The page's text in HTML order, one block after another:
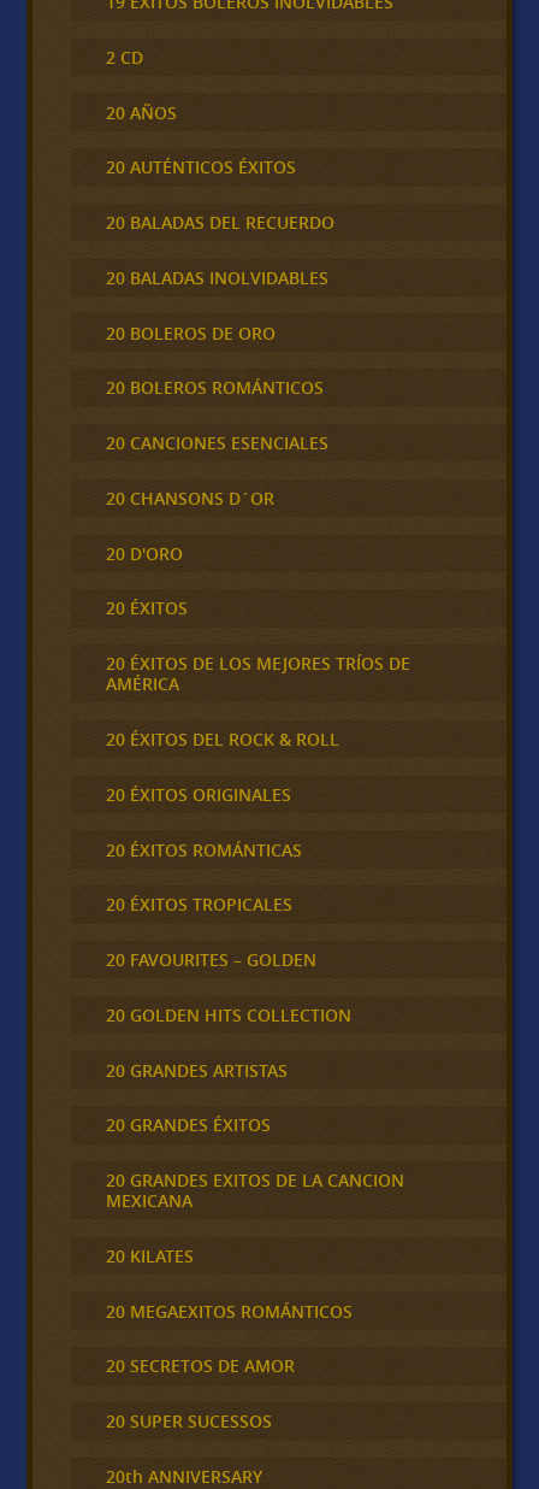
2 CD
20 AÑOS
20 AUTÉNTICOS ÉXITOS
20 BALADAS DEL RECUERDO
20 BALADAS INOLVIDABLES
20 BOLEROS DE ORO
20 BOLEROS ROMÁNTICOS
20 CANCIONES ESENCIALES
20 CHANSONS D´OR
20 D'ORO
20 ÉXITOS
20 ÉXITOS DE LOS MEJORES TRÍOS DE
AMÉRICA
20 ÉXITOS DEL ROCK & ROLL
20 ÉXITOS ORIGINALES
20 ÉXITOS ROMÁNTICAS
20 ÉXITOS TROPICALES
20 FAVOURITES – GOLDEN
20 GOLDEN HITS COLLECTION
20 GRANDES ARTISTAS
20 GRANDES ÉXITOS
20 GRANDES EXITOS DE LA CANCION
MEXICANA
20 KILATES
20 MEGAEXITOS ROMÁNTICOS
20 SECRETOS DE AMOR
20 SUPER SUCESSOS
20th ANNIVERSARY